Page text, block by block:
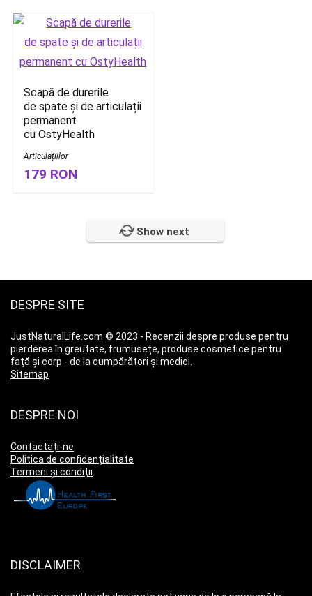
Scapă de durerile
de spate și de articulații
permanent
cu OstyHealth
Articulațiilor
179 RON
Show next
DESPRE SITE
JustNaturalLife.com © 2023 - Recenzii despre produse pentru
pierderea în greutate, frumusețe, produse cosmetice pentru
față și corp - de la cumpărători și medici.
Sitemap
DESPRE NOI
Contactați-ne
Politica de confidențialitate
Termeni și condiții
DISCLAIMER